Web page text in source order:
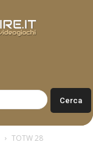
TOTW 28